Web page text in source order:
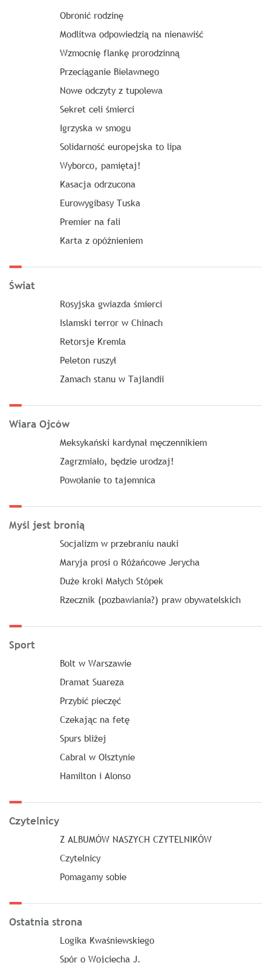
Obronić rodzinę
Modlitwa odpowiedzią na nienawiść
Wzmocnię flankę prorodzinną
Przeciąganie Bielawnego
Nowe odczyty z tupolewa
Sekret celi śmierci
Igrzyska w smogu
Solidarność europejska to lipa
Wyborco, pamiętaj!
Kasacja odrzucona
Eurowygibasy Tuska
Premier na fali
Karta z opóźnieniem
Świat
Rosyjska gwiazda śmierci
Islamski terror w Chinach
Retorsje Kremla
Peleton ruszył
Zamach stanu w Tajlandii
Wiara Ojców
Meksykański kardynał męczennikiem
Zagrzmiało, będzie urodzaj!
Powołanie to tajemnica
Myśl jest bronią
Socjalizm w przebraniu nauki
Maryja prosi o Różańcowe Jerycha
Duże kroki Małych Stópek
Rzecznik (pozbawiania?) praw obywatelskich
Sport
Bolt w Warszawie
Dramat Suareza
Przybić pieczęć
Czekając na fetę
Spurs bliżej
Cabral w Olsztynie
Hamilton i Alonso
Czytelnicy
Z ALBUMÓW NASZYCH CZYTELNIKÓW
Czytelnicy
Pomagamy sobie
Ostatnia strona
Logika Kwaśniewskiego
Spór o Wojciecha J.